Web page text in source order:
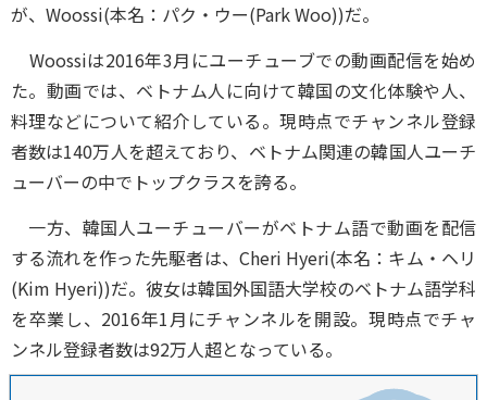
が、Woossi(本名：パク・ウー(Park Woo))だ。
Woossiは2016年3月にユーチューブでの動画配信を始め
た。動画では、ベトナム人に向けて韓国の文化体験や人、
料理などについて紹介している。現時点でチャンネル登録
者数は140万人を超えており、ベトナム関連の韓国人ユーチ
ューバーの中でトップクラスを誇る。
一方、韓国人ユーチューバーがベトナム語で動画を配信
する流れを作った先駆者は、Cheri Hyeri(本名：キム・ヘリ
(Kim Hyeri))だ。彼女は韓国外国語大学校のベトナム語学科
を卒業し、2016年1月にチャンネルを開設。現時点でチャ
ンネル登録者数は92万人超となっている。